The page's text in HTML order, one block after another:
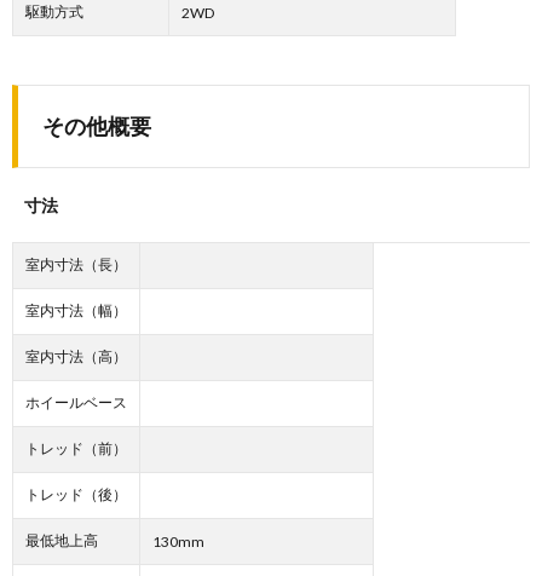
駆動方式 2WD
その他概要
寸法
室内寸法（長）
室内寸法（幅）
室内寸法（高）
ホイールベース
トレッド（前）
トレッド（後）
最低地上高 130mm